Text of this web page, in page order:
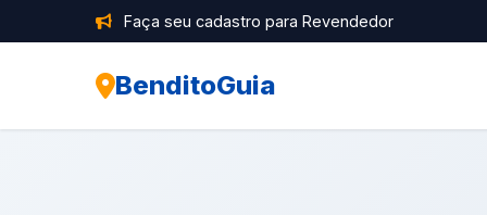
Faça seu cadastro para Revendedor
BenditoGuia